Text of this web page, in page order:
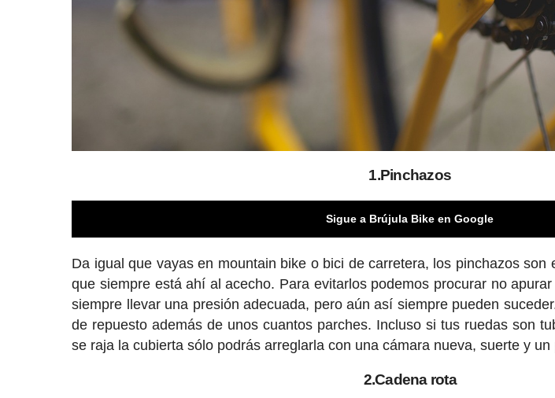
1.Pinchazos
Sigue a Brújula Bike en Google
Da igual que vayas en mountain bike o bici de carretera, los pinchazos son
que siempre está ahí al acecho. Para evitarlos podemos procurar no
siempre llevar una presión adecuada, pero aún así siempre pueden
de repuesto además de unos cuantos parches. Incluso si tus ruedas son
se raja la cubierta sólo podrás arreglarla con una cámara nueva, suerte y un
2.Cadena rota